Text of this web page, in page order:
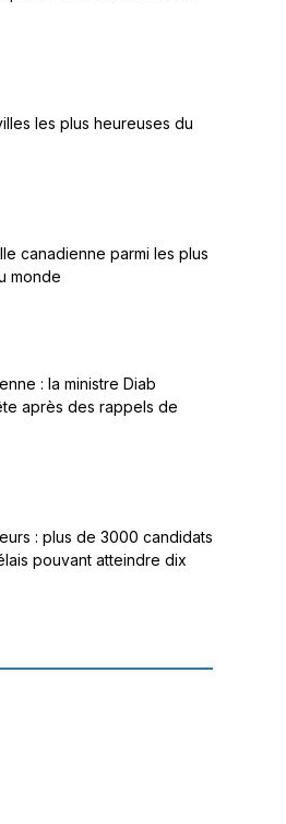
les plus heureuses du
canadienne parmi les plus
monde
: la ministre Diab
après des rappels de
: plus de 3000 candidats
pouvant atteindre dix